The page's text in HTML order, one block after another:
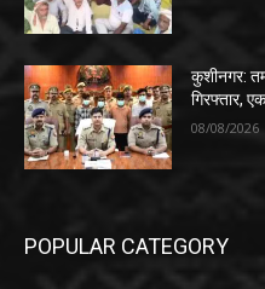
कुशीनगर:
गिरफ्तार,
08/08/2026
POPULAR CATEGORY